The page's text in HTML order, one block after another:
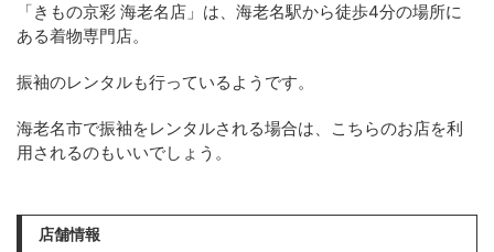
「きもの京彩 海老名店」は、海老名駅から徒歩4分の場所に
ある着物専門店。
振袖のレンタルも行っているようです。
海老名市で振袖をレンタルされる場合は、こちらのお店を利
用されるのもいいでしょう。
店舗情報